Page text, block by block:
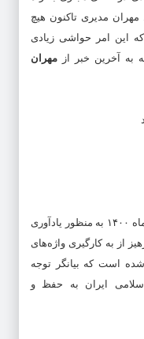
مهران مدیری تاکنون هیچ
این امر حواشی زیادی
به آخرین خبر از مهران
بسته «پاسداشت زبان فارسی» از ۲۰ دی ماه ۱۴۰۰ به منظور یادآوری
از به کارگیری واژه‌های
شده است که بیانگر توجه
ایران به حفظ و